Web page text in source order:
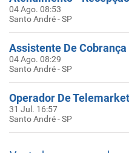
04 Ago. 08:53
Santo André - SP
Assistente De
04 Ago. 08:29
Santo André - SP
Operador De
31 Jul. 16:57
Santo André - SP